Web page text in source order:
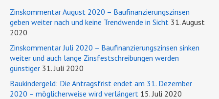
Zinskommentar August 2020 – Baufinanzierungszinsen
geben weiter nach und keine Trendwende in Sicht 31. August
2020
Zinskommentar Juli 2020 – Baufinanzierungszinsen sinken
weiter und auch lange Zinsfestschreibungen werden
günstiger 31. Juli 2020
Baukindergeld: Die Antragsfrist endet am 31. Dezember
2020 – möglicherweise wird verlängert 15. Juli 2020